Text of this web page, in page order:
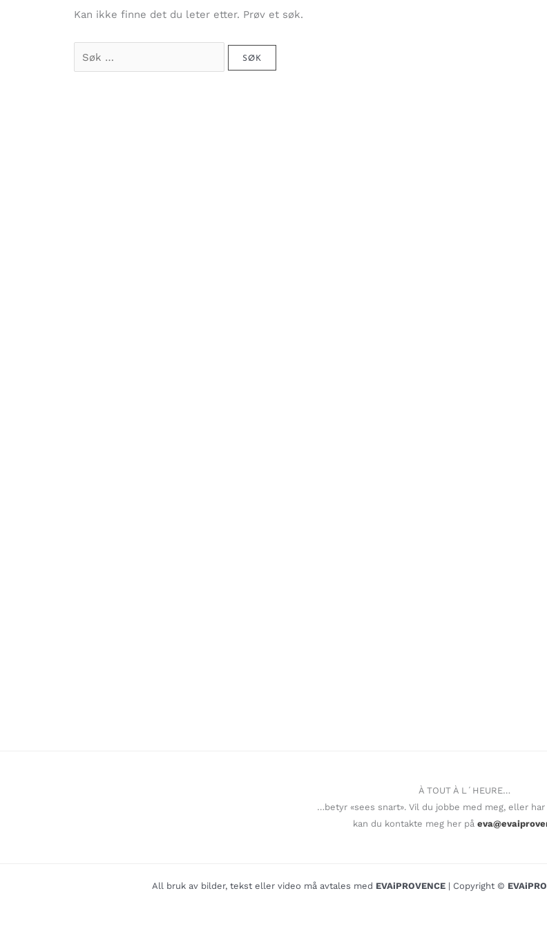
Kan ikke finne det du leter etter. Prøv et søk.
etter:
À TOUT À L´HEURE…
…betyr «sees snart». Vil du jobbe med meg, eller
kan du kontakte meg her på
All bruk av bilder, tekst eller video må avtales med EVAiPROVENCE | Copyright ©